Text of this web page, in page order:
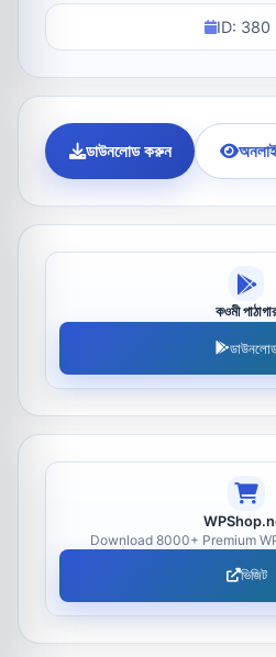
ID: 380
ডাউনলোড করুন
কওমী পাঠাগার
Download 8000+ Premium
ভিজিট